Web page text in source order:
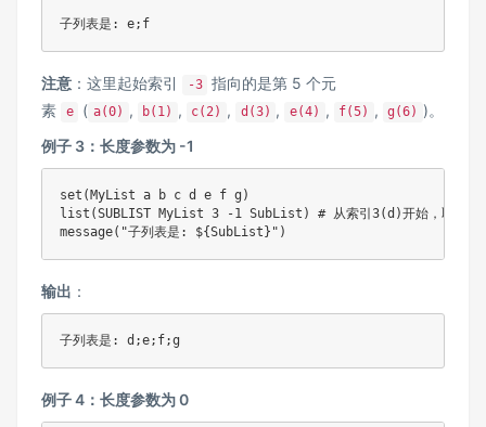
子列表是: e;f
注意 ：这里起始索引 -3 指向的是第 5 个元
素
e ( a(0) , b(1) , c(2) , d(3) , e(4) , f(5) , g(6) )。
例子 3：长度参数为 -1
set(MyList a b c d e f g)
list(SUBLIST MyList 3 -1 SubList) # 从索引3(d)开始，取到末
message("子列表是: ${SubList}")
输出 ：
子列表是: d;e;f;g
例子 4：长度参数为 0